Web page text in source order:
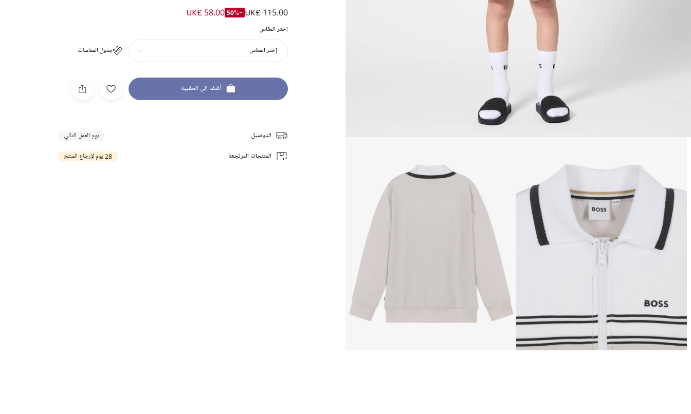
UK£ 115.00
-50%
UK£ 58.00
إختر المقاس
جدول المقاسات إختر المقاس
أضف إلى الحقيبة
التوصيل يوم العمل التالي
المنتجات المرتجعة 28 يوم لإرجاع المنتج